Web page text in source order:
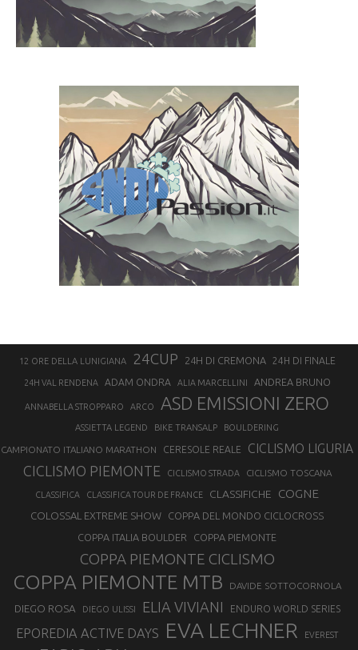
12 ORE DELLA LUNIGIANA 24CUP 24H DI CREMONA 24H DI FINALE
24H VAL RENDENA ADAM ONDRA ALIA MARCELLINI ANDREA BRUNO
ANNABELLA STROPPARO ARCO ASD EMISSIONI ZERO
ASSIETTA LEGEND BIKE TRANSALP BOULDERING
CAMPIONATO ITALIANO MARATHON CERESOLE REALE CICLISMO LIGURIA
CICLISMO PIEMONTE CICLISMO STRADA CICLISMO TOSCANA
CLASSIFICA CLASSIFICA TOUR DE FRANCE CLASSIFICHE COGNE
COLOSSAL EXTREME SHOW
COPPA DEL MONDO CICLOCROSS
COPPA ITALIA BOULDER
COPPA PIEMONTE
COPPA PIEMONTE CICLISMO
COPPA PIEMONTE MTB DAVIDE SOTTOCORNOLA
DIEGO ROSA DIEGO ULISSI ELIA VIVIANI ENDURO WORLD SERIES
EPOREDIA ACTIVE DAYS EVA LECHNER EVEREST